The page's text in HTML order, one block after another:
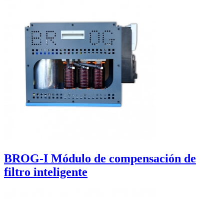
BROG-I Módulo de compensación de
filtro inteligente